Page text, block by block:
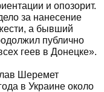
и опозорит.
за нанесение
а бывший
публично
геев в Донецке».
Шеремет
в Украине около